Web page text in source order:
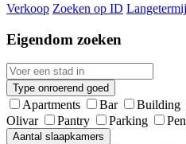
Verkoop Zoeken op ID
Eigendom zoeken
Type onroerend goed
Apartments Bar Building
Olivar
Pantry Parking
Aantal slaapkamers